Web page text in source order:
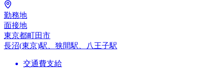
勤務地
面接地
東京都町田市
長沼(東京)駅、狭間駅、八王子駅
交通費支給